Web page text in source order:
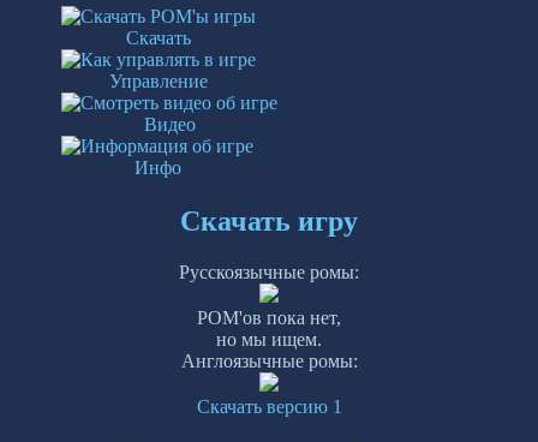
Скачать
Управление
Видео
Инфо
Скачать игру
Русскоязычные ромы:
РОМ'ов пока нет,
но мы ищем.
Англоязычные ромы:
Скачать версию 1